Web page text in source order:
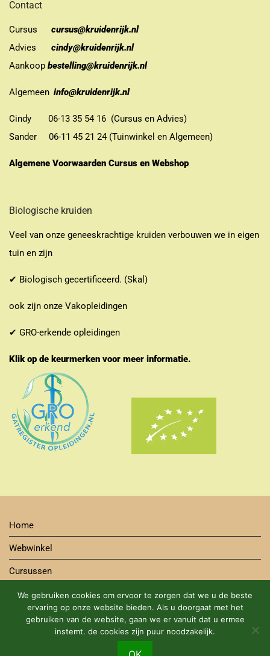
DUURZAME BIOLOGISCHE PRODUCTEN MET EEN GROEN
Contact
Cursus
cursus@kruidenrijk.nl
Advies
cindy@kruidenrijk.nl
Aankoop bestelling@kruidenrijk.nl
Algemeen info@kruidenrijk.nl
Cindy 06-13 35 54 16 (Cursus en Advies)
Sander 06-11 45 21 24 (Tuinwinkel en Algemeen)
Algemene Voorwaarden Cursus en Webshop
Biologische kruiden
Veel van onze geneeskrachtige kruiden verbouwen we in eigen
tuin en zijn
✔ Biologisch gecertificeerd. (Skal)
ook zijn onze Vakopleidingen
✔ GRO-erkende opleidingen
Klik op de keurmerken voor meer informatie.
Home
Webwinkel
Cursussen
Contact
Bestelwijze
Algemene Voorwaarden Cursus en Webshop
We gebruiken cookies om ervoor te zorgen dat we u de beste
ervaring op onze website bieden. Als u doorgaat met het
gebruiken van de website, gaan we er vanuit dat u ermee
instemt. de cookies zijn puur noodzakelijk.